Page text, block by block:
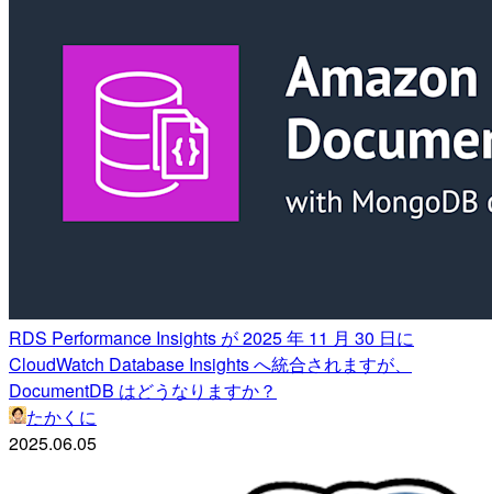
RDS Performance Insights が 2025 年 11 月 30 日に
CloudWatch Database Insights へ統合されますが、
DocumentDB はどうなりますか？
たかくに
2025.06.05